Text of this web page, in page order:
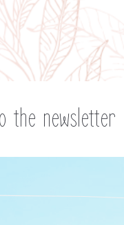
the newsletter